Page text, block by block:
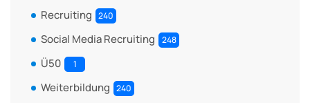
Recruiting 240
Social Media Recruiting 248
Ü50 1
Weiterbildung 240